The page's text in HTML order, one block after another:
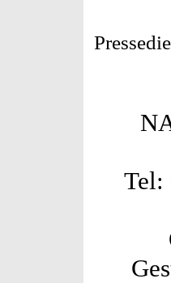
Tel: